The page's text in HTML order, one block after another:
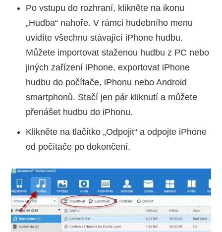
Po vstupu do rozhraní, klikněte na ikonu
„Hudba“ nahoře. V rámci hudebního menu
uvidíte všechnu stávající iPhone hudbu.
Můžete importovat staženou hudbu z PC nebo
jiných zařízení iPhone, exportovat iPhone
hudbu do počítače, iPhonu nebo Android
smartphonů. Stačí jen pár kliknutí a můžete
přenášet hudbu do iPhonu.
Klikněte na tlačítko „Odpojit“ a odpojte iPhone
od počítače po dokončení.